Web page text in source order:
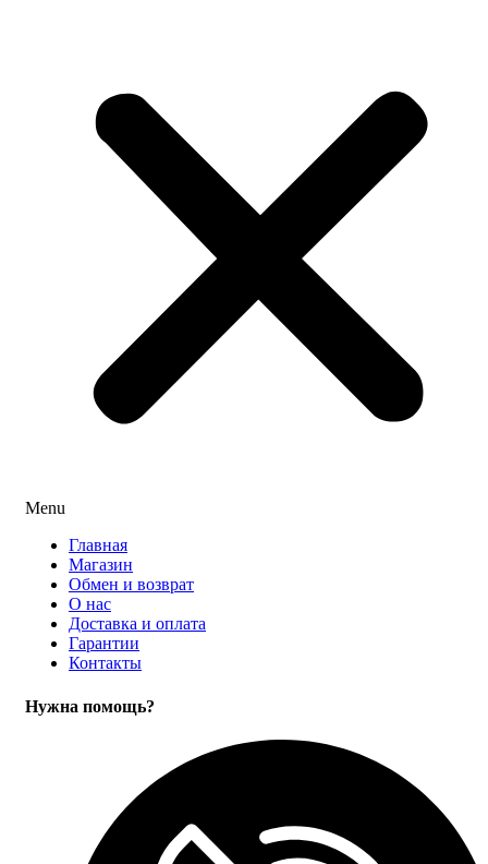
Menu
Главная
Магазин
Обмен и возврат
О нас
Доставка и оплата
Гарантии
Контакты
Нужна помощь?